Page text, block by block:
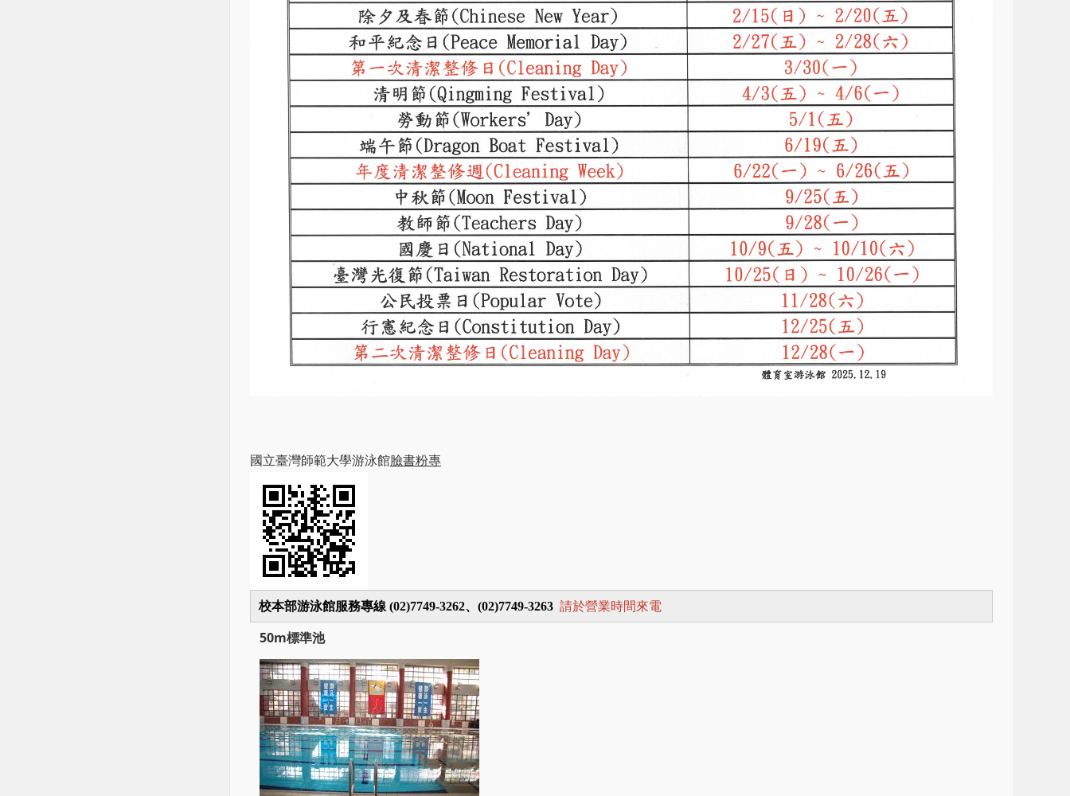
國立臺灣師範大學游泳館臉書粉專
校本部游泳館服務專線 (02)7749-3262、(02)7749-3263 請於營業時間來電
50m標準池